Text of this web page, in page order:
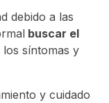
debido a las
buscar el
los síntomas y
y cuidado